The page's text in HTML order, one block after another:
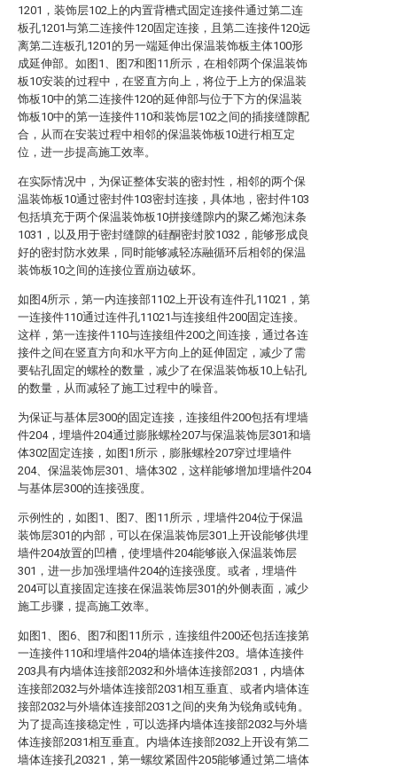
1201，装饰层102上的内置背槽式固定连接件通过第二连
板孔1201与第二连接件120固定连接，且第二连接件120远
离第二连板孔1201的另一端延伸出保温装饰板主体100形
成延伸部。如图1、图7和图11所示，在相邻两个保温装饰
板10安装的过程中，在竖直方向上，将位于上方的保温装
饰板10中的第二连接件120的延伸部与位于下方的保温装
饰板10中的第一连接件110和装饰层102之间的插接缝隙配
合，从而在安装过程中相邻的保温装饰板10进行相互定
位，进一步提高施工效率。
在实际情况中，为保证整体安装的密封性，相邻的两个保
温装饰板10通过密封件103密封连接，具体地，密封件103
包括填充于两个保温装饰板10拼接缝隙内的聚乙烯泡沫条
1031，以及用于密封缝隙的硅酮密封胶1032，能够形成良
好的密封防水效果，同时能够减轻冻融循环后相邻的保温
装饰板10之间的连接位置崩边破坏。
如图4所示，第一内连接部1102上开设有连件孔11021，第
一连接件110通过连件孔11021与连接组件200固定连接。
这样，第一连接件110与连接组件200之间连接，通过各连
接件之间在竖直方向和水平方向上的延伸固定，减少了需
要钻孔固定的螺栓的数量，减少了在保温装饰板10上钻孔
的数量，从而减轻了施工过程中的噪音。
为保证与基体层300的固定连接，连接组件200包括有埋墙
件204，埋墙件204通过膨胀螺栓207与保温装饰层301和墙
体302固定连接，如图1所示，膨胀螺栓207穿过埋墙件
204、保温装饰层301、墙体302，这样能够增加埋墙件204
与基体层300的连接强度。
示例性的，如图1、图7、图11所示，埋墙件204位于保温
装饰层301的内部，可以在保温装饰层301上开设能够供埋
墙件204放置的凹槽，使埋墙件204能够嵌入保温装饰层
301，进一步加强埋墙件204的连接强度。或者，埋墙件
204可以直接固定连接在保温装饰层301的外侧表面，减少
施工步骤，提高施工效率。
如图1、图6、图7和图11所示，连接组件200还包括连接第
一连接件110和埋墙件204的墙体连接件203。墙体连接件
203具有内墙体连接部2032和外墙体连接部2031，内墙体
连接部2032与外墙体连接部2031相互垂直、或者内墙体连
接部2032与外墙体连接部2031之间的夹角为锐角或钝角。
为了提高连接稳定性，可以选择内墙体连接部2032与外墙
体连接部2031相互垂直。内墙体连接部2032上开设有第二
墙体连接孔20321，第一螺纹紧固件205能够通过第二墙体